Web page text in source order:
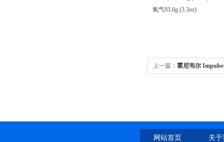
氧气93.0g (3.3oz)
上一篇： 霍尼韦尔
网站首页 关